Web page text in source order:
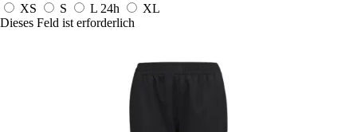
XS S L 24h
XL
Dieses Feld ist erforderlich